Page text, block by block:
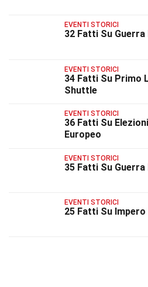
EVENTI STORICI
32 Fatti Su Guerra
EVENTI STORICI
34 Fatti Su Primo
Shuttle
EVENTI STORICI
36 Fatti Su
Europeo
EVENTI STORICI
35 Fatti Su
EVENTI STORICI
25 Fatti Su